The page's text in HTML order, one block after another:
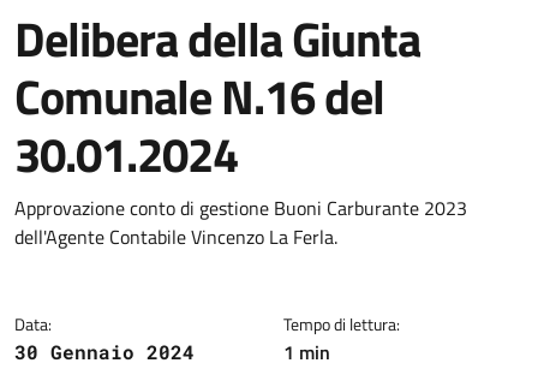
Delibera della Giunta
Comunale N.16 del
30.01.2024
Dettagli del documento
Approvazione conto di gestione Buoni Carburante 2023
dell'Agente Contabile Vincenzo La Ferla.
Data:
30 Gennaio 2024
Tempo di lettura:
1 min